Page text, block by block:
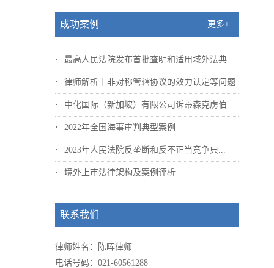
成功案例 更多+
最高人民法院发布首批查明和适用域外法典型...
律师解析｜非对称管辖协议的效力认定等问题
中化国际（新加坡）有限公司诉蒂森克虏伯冶...
2022年全国海事审判典型案例
2023年人民法院反垄断和反不正当竞争典...
境外上市法律架构及案例评析
联系我们
律师姓名：陈晖律师
电话号码：021-60561288